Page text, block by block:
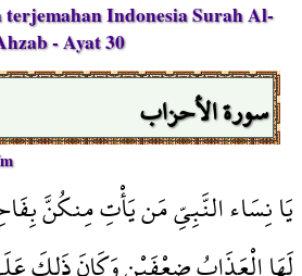
terjemahan Indonesia Surah Al-
- Ayat 30
سورة الأحزاب
يَا نِسَاء النَّبِيِّ مَن يَأْتِ مِنكُنَّ